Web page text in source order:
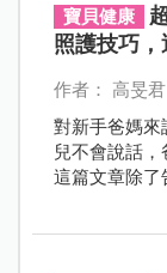
寶貝健康
照護技巧
作者： 高旻君
對新手爸媽來
兒不會說話，
這篇文章除了